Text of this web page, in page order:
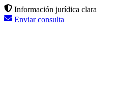
Información jurídica clara
Enviar consulta